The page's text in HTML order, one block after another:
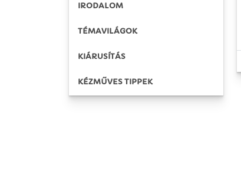
IRODALOM
TÉMAVILÁGOK
KIÁRUSÍTÁS
KÉZMŰVES TIPPEK